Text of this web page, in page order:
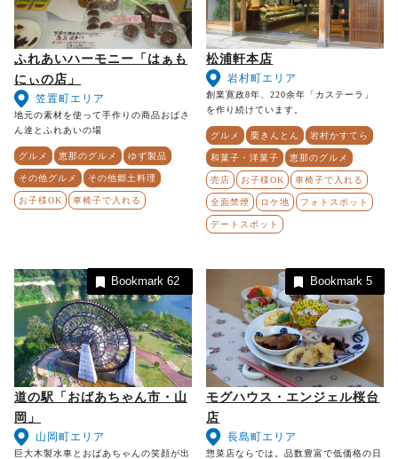
ふれあいハーモニー「はぁも
にぃの店」
笠置町エリア
地元の素材を使って手作りの商品おばさ
ん達とふれあいの場
グルメ 恵那のグルメ ゆず製品
その他グルメ その他郷土料理
お子様OK 車椅子で入れる
松浦軒本店
岩村町エリア
創業寛政8年、220余年「カステーラ」
を作り続けています。
グルメ 栗きんとん 岩村かすてら
和菓子・洋菓子 恵那のグルメ
売店 お子様OK 車椅子で入れる
全面禁煙 ロケ地 フォトスポット
デートスポット
道の駅「おばあちゃん市・山
岡」
山岡町エリア
巨大木製水車とおばあちゃんの笑顔が出
Bookmark62
モグハウス・エンジェル桜台
店
長島町エリア
惣菜店ならでは。品数豊富で低価格の日
Bookmark 5